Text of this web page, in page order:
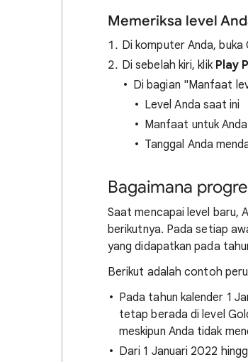
Memeriksa level
Di komputer Anda, buka
Di sebelah kiri, klik Play
Di bagian "Manfaat
Level Anda saat ini
Manfaat untuk Anda
Tanggal Anda
Bagaimana
Saat mencapai level baru,
berikutnya. Pada setiap
yang didapatkan pada
Berikut adalah contoh
Pada tahun kalender 1
tetap berada di level
meskipun Anda tidak
Dari 1 Januari 2022